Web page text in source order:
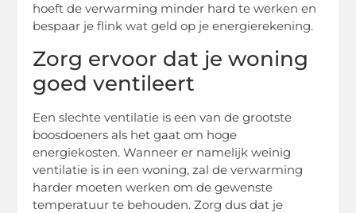
hoeft de verwarming minder hard te werken en
bespaar je flink wat geld op je energierekening.
Zorg ervoor dat je woning
goed ventileert
Een slechte ventilatie is een van de grootste
boosdoeners als het gaat om hoge
energiekosten. Wanneer er namelijk weinig
ventilatie is in een woning, zal de verwarming
harder moeten werken om de gewenste
temperatuur te behouden. Zorg dus dat je